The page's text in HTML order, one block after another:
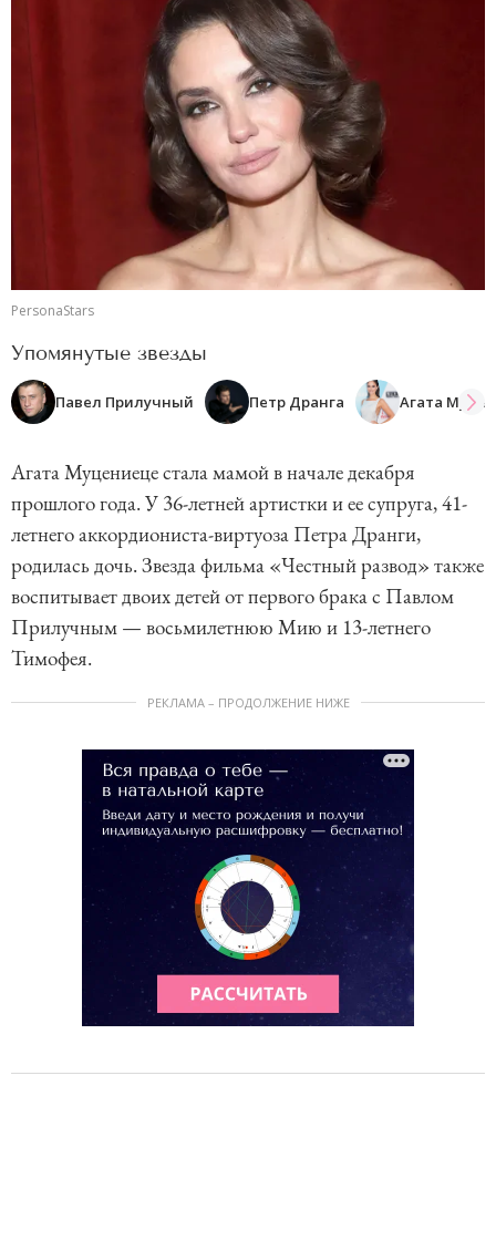
PersonaStars
Упомянутые звезды
Павел Прилучный Петр Дранга Агата
Агата Муцениеце стала мамой в начале декабря
прошлого года. У 36-летней артистки и ее супруга, 41-
летнего аккордиониста-виртуоза Петра Дранги,
родилась дочь. Звезда фильма «Честный развод» также
воспитывает двоих детей от первого брака с Павлом
Прилучным — восьмилетнюю Мию и 13-летнего
Тимофея.
РЕКЛАМА – ПРОДОЛЖЕНИЕ НИЖЕ